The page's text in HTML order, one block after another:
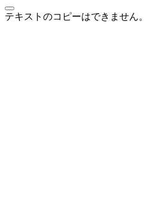
テキストのコピーはできません。